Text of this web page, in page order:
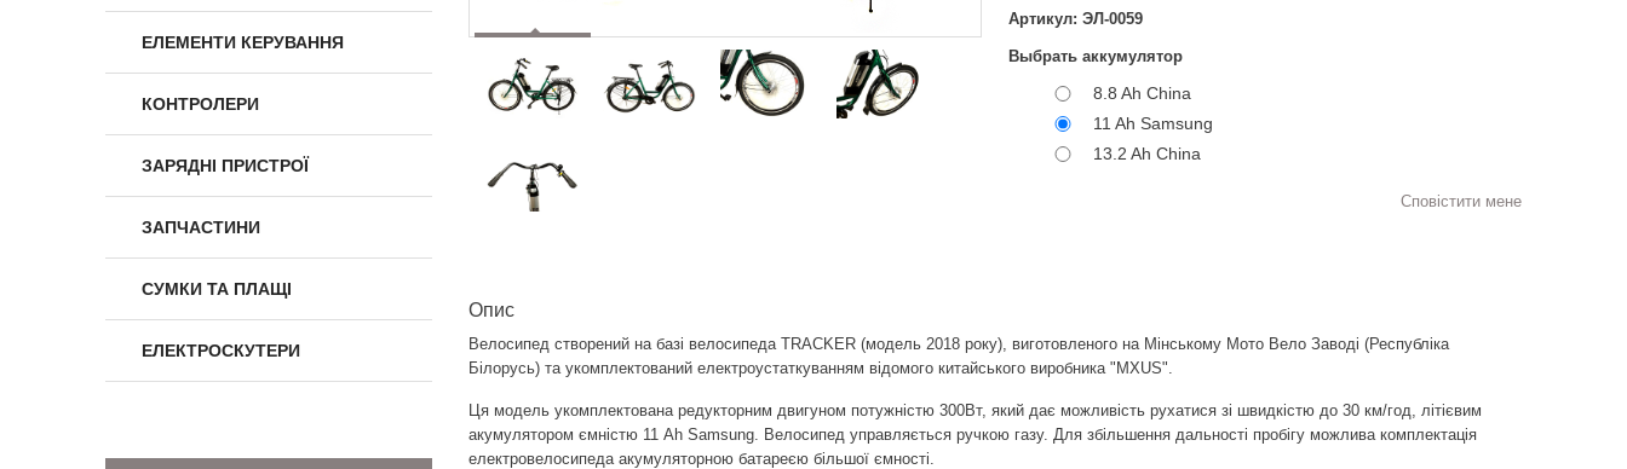
ЕЛЕМЕНТИ КЕРУВАННЯ
КОНТРОЛЕРИ
ЗАРЯДНІ ПРИСТРОЇ
ЗАПЧАСТИНИ
СУМКИ ТА ПЛАЩІ
ЕЛЕКТРОСКУТЕРИ
Артикул: ЭЛ-0059
Выбрать аккумулятор
8.8 Ah China
11 Ah Samsung
13.2 Ah China
Сповістити мене
Опис
Велосипед створений на базі велосипеда TRACKER (модель 2018 року), виготовленого на Мінському Мото Вело Заводі (Республіка
Білорусь) та укомплектований електроустаткуванням відомого китайського виробника "MXUS".
Ця модель укомплектована редукторним двигуном потужністю 300Вт, який дає можливість рухатися зі швидкістю до 30 км/год, літієвим
акумулятором ємністю 11 Ah Samsung. Велосипед управляється ручкою газу. Для збільшення дальності пробігу можлива комплектація
електровелосипеда акумуляторною батареєю більшої ємності.